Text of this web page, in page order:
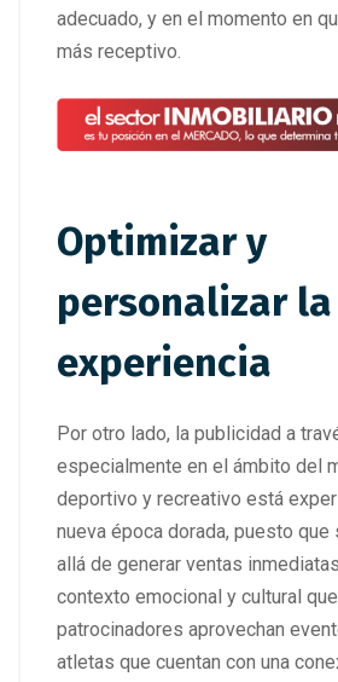
adecuado, y en el momento en
más receptivo.
Optimizar y
personalizar la
experiencia
Por otro lado, la publicidad a
especialmente en el ámbito del
deportivo y recreativo está
nueva época dorada, puesto que
allá de generar ventas
contexto emocional y cultural
patrocinadores aprovechan
atletas que cuentan con una